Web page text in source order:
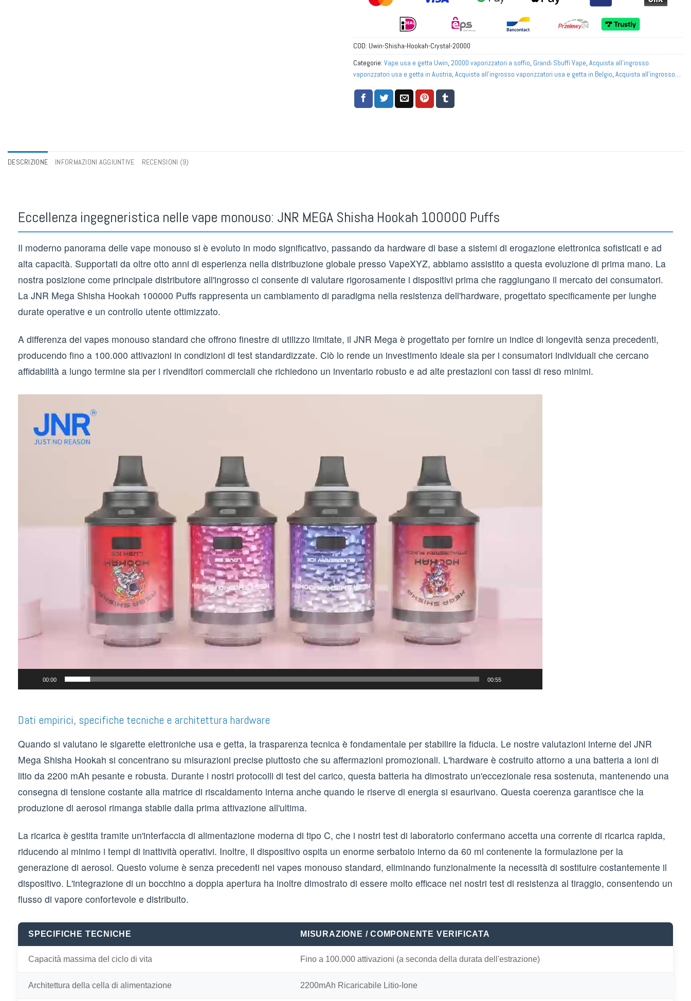
COD: Uwin-Shisha-Hookah-Crystal-20000
Categorie: Vape usa e getta Uwin 20000 vaporizzatori a soffio Grandi Sbuffi Vape Acquista all'ingrosso
vaporizzatori usa e getta in Austria Acquista all'ingrosso vaporizzatori usa e getta in Belgio Acquista all'ingrosso
vaporizzatori usa e getta in Germania
vaporizzatori usa e getta nei Paesi Bassi
DESCRIZIONE INFORMAZIONI AGGIUNTIVE RECENSIONI (9)
Eccellenza ingegneristica nelle vape monouso: JNR MEGA Shisha Hookah 100000 Puffs
Il moderno panorama delle vape monouso si è evoluto in modo significativo, passando da hardware di base a sistemi di erogazione elettronica sofisticati e ad
alta capacità. Supportati da oltre otto anni di esperienza nella distribuzione globale presso VapeXYZ, abbiamo assistito a questa evoluzione di prima mano. La
nostra posizione come principale distributore all'ingrosso ci consente di valutare rigorosamente i dispositivi prima che raggiungano il mercato dei consumatori.
La JNR Mega Shisha Hookah 100000 Puffs rappresenta un cambiamento di paradigma nella resistenza dell'hardware, progettato specificamente per lunghe
durate operative e un controllo utente ottimizzato.
A differenza dei vapes monouso standard che offrono finestre di utilizzo limitate, il JNR Mega è progettato per fornire un indice di longevità senza precedenti,
producendo fino a 100.000 attivazioni in condizioni di test standardizzate. Ciò lo rende un investimento ideale sia per i consumatori individuali che cercano
affidabilità a lungo termine sia per i rivenditori commerciali che richiedono un inventario robusto e ad alte prestazioni con tassi di reso minimi.
00:00 00:55
Dati empirici, specifiche tecniche e architettura hardware
Quando si valutano le sigarette elettroniche usa e getta, la trasparenza tecnica è fondamentale per stabilire la fiducia. Le nostre valutazioni interne del JNR
Mega Shisha Hookah si concentrano su misurazioni precise piuttosto che su affermazioni promozionali. L'hardware è costruito attorno a una batteria a ioni di
litio da 2200 mAh pesante e robusta. Durante i nostri protocolli di test del carico, questa batteria ha dimostrato un'eccezionale resa sostenuta, mantenendo una
consegna di tensione costante alla matrice di riscaldamento interna anche quando le riserve di energia si esaurivano. Questa coerenza garantisce che la
produzione di aerosol rimanga stabile dalla prima attivazione all'ultima.
La ricarica è gestita tramite un'interfaccia di alimentazione moderna di tipo C, che i nostri test di laboratorio confermano accetta una corrente di ricarica rapida,
riducendo al minimo i tempi di inattività operativi. Inoltre, il dispositivo ospita un enorme serbatoio interno da 60 ml contenente la formulazione per la
generazione di aerosol. Questo volume è senza precedenti nei vapes monouso standard, eliminando funzionalmente la necessità di sostituire costantemente il
dispositivo. L'integrazione di un bocchino a doppia apertura ha inoltre dimostrato di essere molto efficace nei nostri test di resistenza al tiraggio, consentendo un
flusso di vapore confortevole e distribuito.
SPECIFICHE TECNICHE MISURAZIONE / COMPONENTE VERIFICATA
Capacità massima del ciclo di vita Fino a 100.000 attivazioni (a seconda della durata dell'estrazione)
Architettura della cella di alimentazione 2200mAh Ricaricabile Litio-Ione